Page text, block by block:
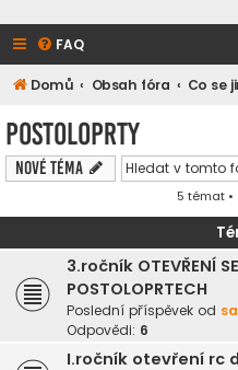
FAQ
Domů Obsah fóra
Postoloprty
Nové téma
5 témat •
3.ročník OTEVŘENÍ
POSTOLOPRTECH
Poslední příspěvek od
Odpovědi: 6
I.ročník otevření rc